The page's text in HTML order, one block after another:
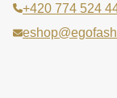
Laboratorní
Jak správně
Poučení o právu
+420 774 524